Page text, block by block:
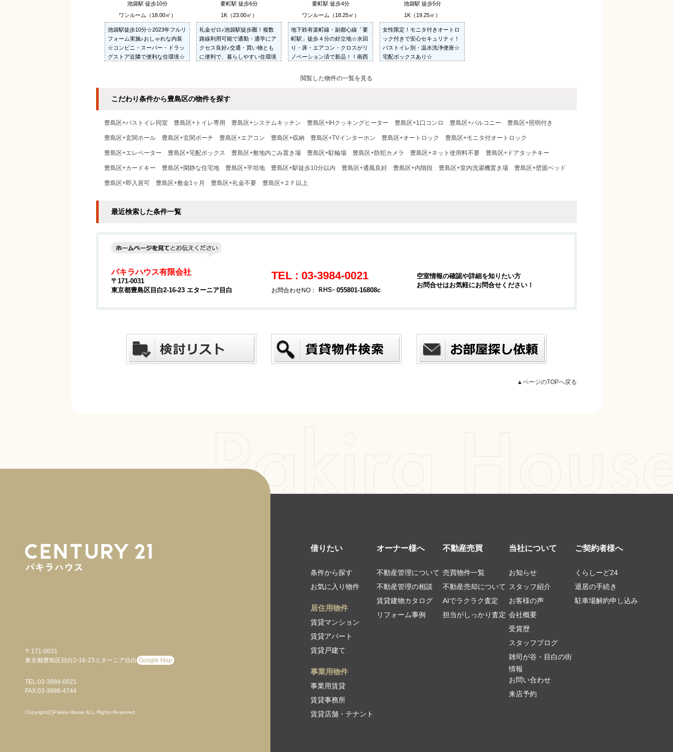
池袋駅 徒歩10分
ワンルーム（18.00㎡）
池袋駅徒歩10分☆2023年フルリ
フォーム実施♪おしゃれな内装
☆コンビニ・スーパー・ドラッ
グストア近隣で便利な住環境☆
要町駅 徒歩6分
1K（23.00㎡）
礼金ゼロ♪池袋駅徒歩圏！複数
路線利用可能で通勤・通学にア
クセス良好♪交通・買い物とも
に便利で、暮らしやすい住環境
要町駅 徒歩4分
ワンルーム（18.25㎡）
地下鉄有楽町線・副都心線「要
町駅」徒歩４分の好立地☆水回
り・床・エアコン・クロスがリ
ノベーション済で新品！！南西
良好です☆うれしいミニ冷蔵庫
池袋駅 徒歩5分
1K（19.25㎡）
女性限定！モニタ付きオートロ
ック付きで安心セキュリティ！
バストイレ別・温水洗浄便座☆
宅配ボックスあり☆
閲覧した物件の一覧を見る
こだわり条件から豊島区の物件を探す
豊島区+バストイレ同室 豊島区+トイレ専用 豊島区+システムキッチン 豊島区+IHクッキングヒーター 豊島区+1口コンロ 豊島区+バルコニー 豊島区+照明付き
豊島区+玄関ホール 豊島区+玄関ポーチ 豊島区+エアコン 豊島区+収納 豊島区+TVインターホン 豊島区+オートロック 豊島区+モニタ付オートロック
豊島区+エレベーター 豊島区+宅配ボックス 豊島区+敷地内ごみ置き場 豊島区+駐輪場 豊島区+防犯カメラ 豊島区+ネット使用料不要 豊島区+ドアタッチキー
豊島区+カードキー 豊島区+閑静な住宅地 豊島区+平坦地 豊島区+駅徒歩10分以内 豊島区+通風良好 豊島区+内階段 豊島区+室内洗濯機置き場 豊島区+壁面ベッド
豊島区+即入居可 豊島区+敷金1ヶ月 豊島区+礼金不要 豊島区+２Ｆ以上
最近検索した条件一覧
パキラハウス有限会社
〒171-0031
東京都豊島区目白2-16-23 エターニア目白
TEL : 03-3984-0021
お問合わせNO： 055801-16808c
空室情報の確認や詳細を知りたい方
お問合せはお気軽にお問合せください！
▲ページのTOPへ戻る
〒171-0031
東京都豊島区目白2-16-23エターニア目白 Google Map
TEL:03-3984-0021
FAX:03-3986-4744
Copyright(C)Pakira House ALL Rights Reserved.
借りたい
条件から探す
お気に入り物件
居住用物件
賃貸マンション
賃貸アパート
賃貸戸建て
事業用物件
事業用賃貸
賃貸事務所
賃貸店舗・テナント
オーナー様へ
不動産管理について
不動産管理の相談
賃貸建物カタログ
リフォーム事例
不動産売買
売買物件一覧
不動産売却について
AIでラクラク査定
担当がしっかり査定
当社について
お知らせ
スタッフ紹介
お客様の声
会社概要
受賞歴
スタッフブログ
雑司が谷・目白の街
情報
お問い合わせ
来店予約
ご契約者様へ
くらしーど24
退居の手続き
駐車場解約申し込み